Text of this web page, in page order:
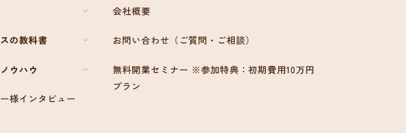
の教科書
ウハウ
様インタビュー
会社概要
お問い合わせ（ご質問・ご相談）
無料開業セミナー ※参加特典：初期費用10万円
プラン